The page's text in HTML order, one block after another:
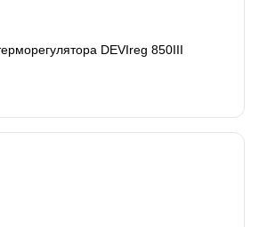
терморегулятора DEVIreg 850III